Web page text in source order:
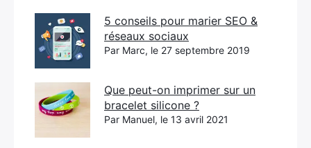
5 conseils pour marier SEO &
réseaux sociaux
Par Marc, le 27 septembre 2019
Que peut-on imprimer sur un
bracelet silicone ?
Par Manuel, le 13 avril 2021